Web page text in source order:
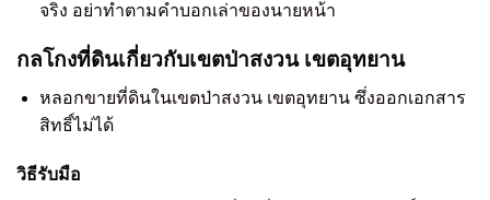
จริง อย่าทำตามคำบอกเล่าของนายหน้า
กลโกงที่ดินเกี่ยวกับเขตป่าสงวน เขตอุทยาน
หลอกขายที่ดินในเขตป่าสงวน เขตอุทยาน ซึ่งออกเอกสาร
สิทธิ์ไม่ได้
วิธีรับมือ